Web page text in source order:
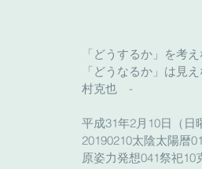
「どうするか」を考え
「どうなるか」は見
村克也　-
平成31年2月10日（日
20190210太陰太陽暦
原姿力発想041祭祀10